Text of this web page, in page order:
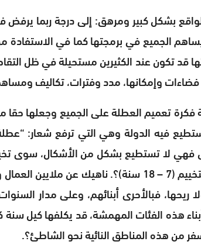
بشكل كبير ومرهق: إلى درجة ربما
الجميع في برمجتها كما في الاستفادة
قد تكون عند الكثيرين مستحيلة في ظل
وإمكانها، مدد وفترات، تكاليف
فكرة تعميم العطلة على الجميع وجعلها
فيه الدولة وهي التي ترفع شعار:
في سن التخييم (7 – 18 سنة)؟. ناهيك عن
ريحها، فبالأحرى أبنائهم، وعلى مدار
هذه الفئات المهمشة، قد يكلفها كيل سنة
من هذه المناطق النائية نحو الشاطئ؟.